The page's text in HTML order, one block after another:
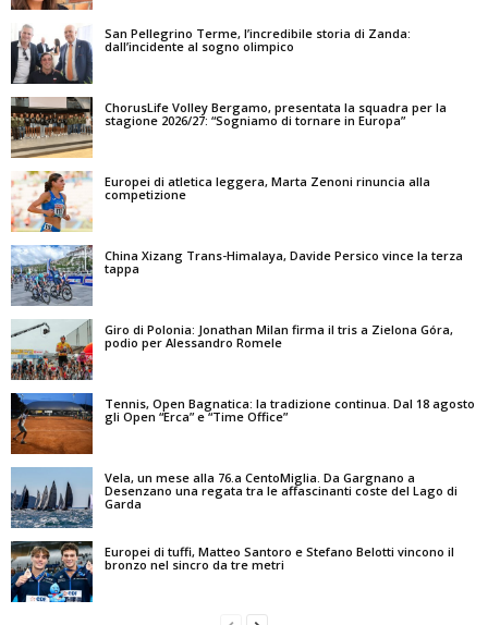
San Pellegrino Terme, l’incredibile storia di Zanda:
dall’incidente al sogno olimpico
ChorusLife Volley Bergamo, presentata la squadra per la
stagione 2026/27: “Sogniamo di tornare in Europa”
Europei di atletica leggera, Marta Zenoni rinuncia alla
competizione
China Xizang Trans-Himalaya, Davide Persico vince la terza
tappa
Giro di Polonia: Jonathan Milan firma il tris a Zielona Góra,
podio per Alessandro Romele
Tennis, Open Bagnatica: la tradizione continua. Dal 18 agosto
gli Open “Erca” e “Time Office”
Vela, un mese alla 76.a CentoMiglia. Da Gargnano a
Desenzano una regata tra le affascinanti coste del Lago di
Garda
Europei di tuffi, Matteo Santoro e Stefano Belotti vincono il
bronzo nel sincro da tre metri